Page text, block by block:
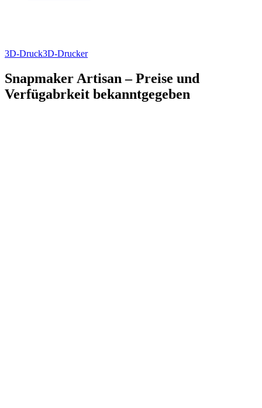
3D-Druck3D-Drucker
Snapmaker Artisan – Preise und
Verfügabrkeit bekanntgegeben